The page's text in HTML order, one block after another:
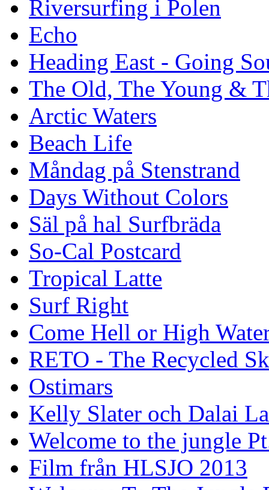
Riversurfing i Polen
Echo
Heading East - Going
The Old, The Young &
Arctic Waters
Beach Life
Måndag på Stenstrand
Days Without Colors
Säl på hal Surfbräda
So-Cal Postcard
Tropical Latte
Surf Right
Come Hell or High
RETO - The Recycled
Ostimars
Kelly Slater och Dalai
Welcome to the jungle
Film från HLSJO 2013